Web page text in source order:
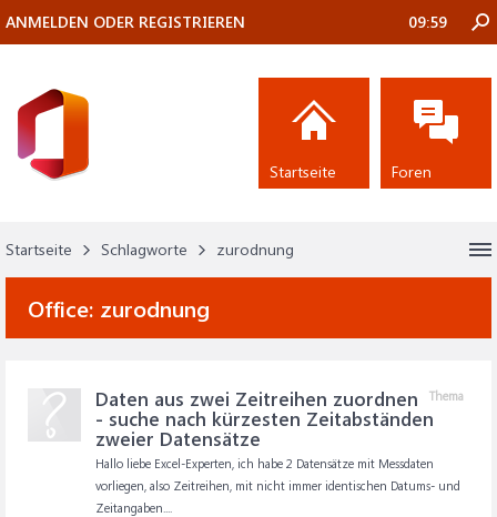
Startseite Schlagworte zurodnung
Office: zurodnung
Thema
Daten aus zwei Zeitreihen zuordnen
- suche nach kürzesten Zeitabständen
zweier Datensätze
Hallo liebe Excel-Experten, ich habe 2 Datensätze mit Messdaten
vorliegen, also Zeitreihen, mit nicht immer identischen Datums- und
Zeitangaben....
ANMELDEN ODER REGISTRIEREN 09:59
Startseite Foren